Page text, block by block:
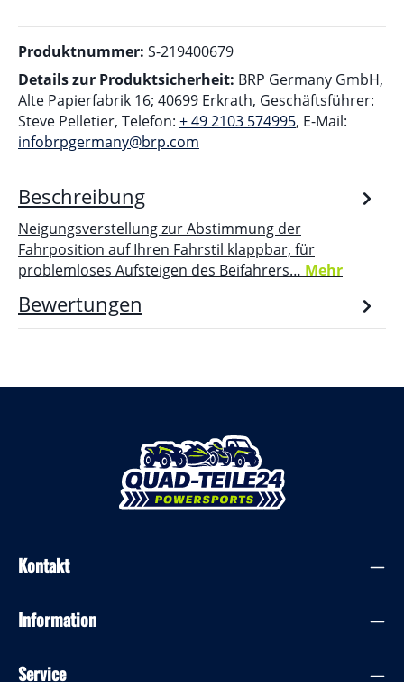
Produktnummer: S-219400679
Details zur Produktsicherheit: BRP Germany GmbH,
Alte Papierfabrik 16; 40699 Erkrath, Geschäftsführer:
Steve Pelletier, Telefon: + 49 2103 574995, E-Mail:
infobrpgermany@brp.com
Beschreibung
Neigungsverstellung zur Abstimmung der
Fahrposition auf Ihren Fahrstil klappbar, für
problemloses Aufsteigen des Beifahrers… Mehr
Bewertungen
Kontakt
Information
Service